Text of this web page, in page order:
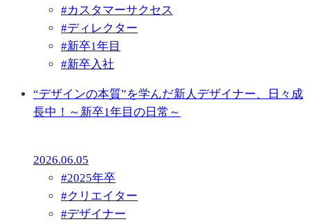
#カスタマーサクセス
#ディレクター
#新卒1年目
#新卒入社
“デザインの本質”を学んだ新人デザイナー、日々成
長中！～新卒1年目の日常～
2026.06.05
#2025年卒
#クリエイター
#デザイナー